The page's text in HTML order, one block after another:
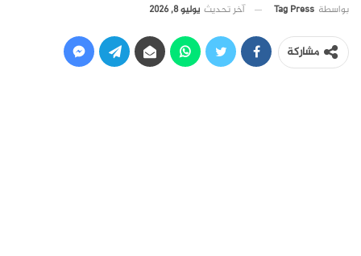
بواسطة Tag Press آخر تحديث يوليو 8, 2026
مشاركة